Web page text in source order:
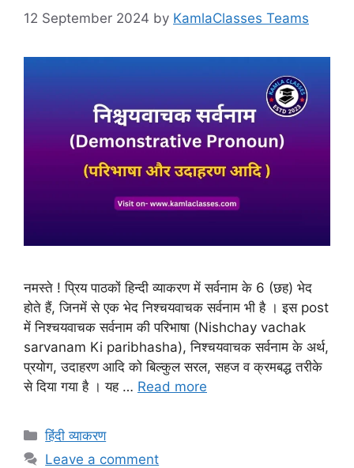
12 September 2024 by KamlaClasses Teams
नमस्ते ! प्रिय पाठकों हिन्दी व्याकरण में सर्वनाम के 6 (छह) भेद
होते हैं, जिनमें से एक भेद निश्चयवाचक सर्वनाम भी है । इस post
में निश्चयवाचक सर्वनाम की परिभाषा (Nishchay vachak
sarvanam Ki paribhasha), निश्चयवाचक सर्वनाम के अर्थ,
प्रयोग, उदाहरण आदि को बिल्कुल सरल, सहज व क्रमबद्ध तरीके
से दिया गया है । यह … Read more
हिंदी व्याकरण
Leave a comment